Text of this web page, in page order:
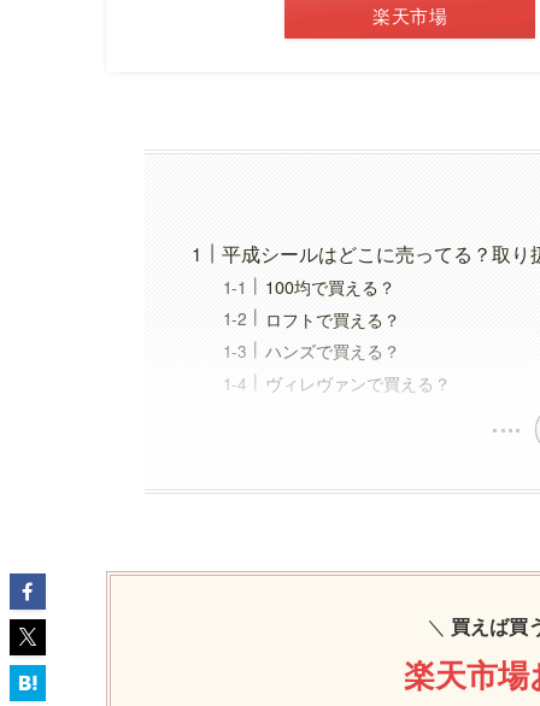
楽天市場
平成シールはどこに売ってる？取り
100均で買える？
ロフトで買える？
ハンズで買える？
ヴィレヴァンで買える？
＼ 買えば買
楽天市